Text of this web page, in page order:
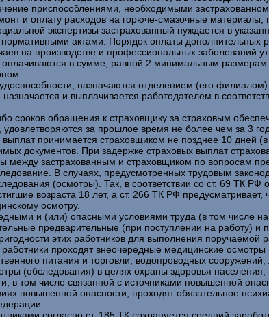
приспособлениями, необходимыми
и оплату расходов на горюче-смазочные
экспертизы застрахованный нуждается в
актами. Порядок оплаты
на производстве и профессиональных заболеваний
в сумме, равной 2 минимальным
назначаются отделением (его
и выплачивается работодателем в
сроков обращения к страховщику за страховым
удовлетворяются за прошлое время не более чем за 3
принимается страховщиком не позднее 10 дней
документов. При задержке страховых выплат
застрахованным и страховщиком по вопросам
В случаях, предусмотренных трудовым
(осмотры). Так, в соответствии со ст. 69 ТК
возраста 18 лет, а ст. 266 ТК РФ
осмотру.
и (или) опасными условиями труда (в том числе
предварительные (при поступлении на работу)
этих работников для выполнения
проходят внеочередные медицинские осмотры
питания и торговли, водопроводных
(обследования) в целях охраны здоровья
в том числе связанной с источниками повышенной
повышенной опасности, проходят обязательное
согласно ст. 185 ТК сохраняется средний